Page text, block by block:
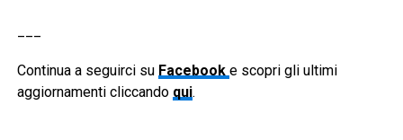
Continua a seguirci su Facebook e scopri gli ultimi
aggiornamenti cliccando qui.